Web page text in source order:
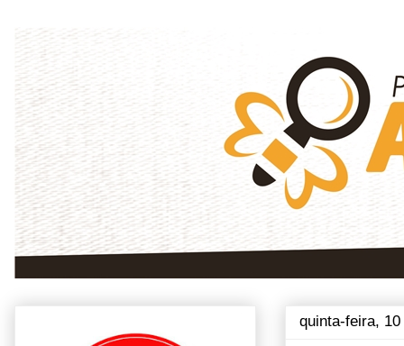
quinta-feira,